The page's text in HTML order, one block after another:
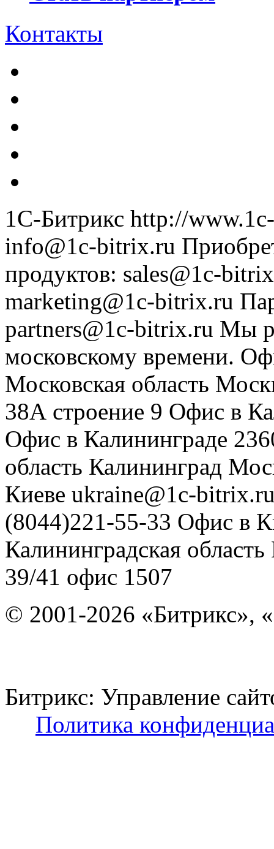
Контакты
1С-Битрикс http://
info@1c-bitrix.ru
продуктов: sales@1c-
marketing@1c-bitrix.ru
partners@1c-bitrix.ru Мы
московскому времени.
Московская область
38А строение 9 Офис в
Офис в Калининграде
область Калининград
Киеве ukraine@1c-
(8044)221-55-33 Офис в
Калининградская область
39/41 офис 1507
© 2001-2026 «Битрикс»,
Битрикс: Управление
Политика